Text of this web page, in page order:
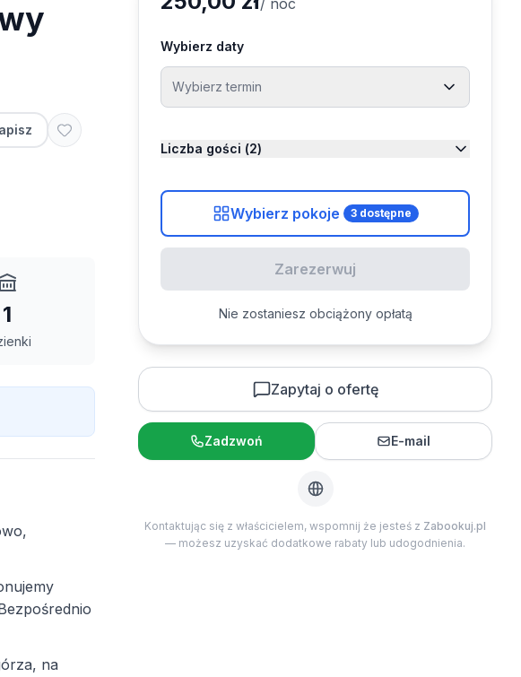
1
na
/ noc
Wybierz daty
Wybierz termin
Sierpień 2026
Pt Sb
1
2
12 13 14
25 26 27 28 29
31
Liczba gości (2)
Dorośli
2
0
Niemowlęta
Poniżej 2 lat
Wybierz pokoje 3dostępne
Zarezerwuj
Nie zostaniesz obciążony opłatą
Zapytaj o ofertę
Zadzwoń E-mail
Kontaktując się z właścicielem, wspomnij że jesteś z Zabookuj.pl
— możesz uzyskać dodatkowe rabaty lub udogodnienia.